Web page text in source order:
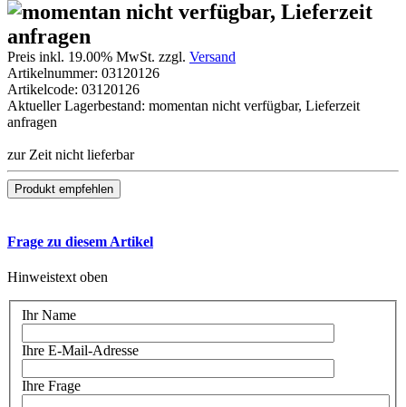
Preis inkl. 19.00% MwSt. zzgl. Versand
Artikelnummer: 03120126
Artikelcode: 03120126
Aktueller Lagerbestand: momentan nicht verfügbar, Lieferzeit
anfragen
zur Zeit nicht lieferbar
Frage zu diesem Artikel
Hinweistext oben
Ihr Name
Ihre E-Mail-Adresse
Ihre Frage